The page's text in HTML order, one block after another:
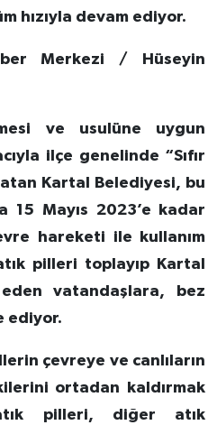
hızıyla devam ediyor.
Merkezi / Hüseyin
ve usulüne uygun
ilçe genelinde “Sıfır
Kartal Belediyesi, bu
15 Mayıs 2023’e kadar
hareketi ile kullanım
pilleri toplayıp Kartal
eden vatandaşlara, bez
ediyor.
çevreye ve canlıların
ortadan kaldırmak
pilleri, diğer atık